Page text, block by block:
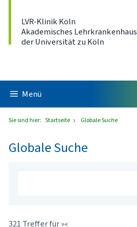
LVR-Klinik Köln
Akademisches Lehrkrankenhaus
der Universität zu Köln
Menü
Sie sind hier: Startseite Globale Suche
Globale Suche
321 Treffer für »«